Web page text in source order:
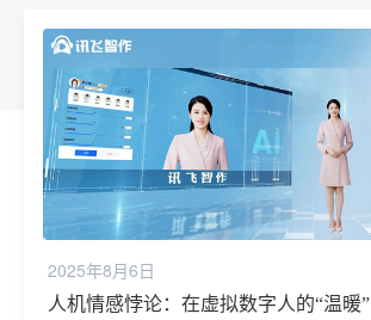
2025年8月6日
人机情感悖论：在虚拟数字人的“温暖”